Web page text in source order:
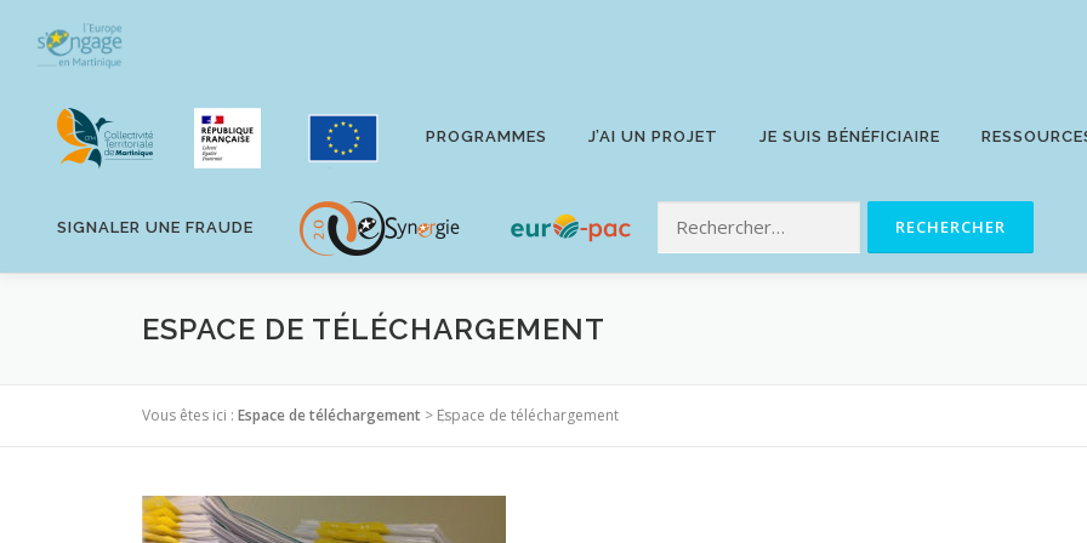
contenu
PROGRAMMES J’AI UN PROJET JE SUIS BÉNÉFICIAIRE
SIGNALER UNE FRAUDE
ESPACE DE TÉLÉCHARGEMENT
Vous êtes ici : Espace de téléchargement > Espace de téléchargement